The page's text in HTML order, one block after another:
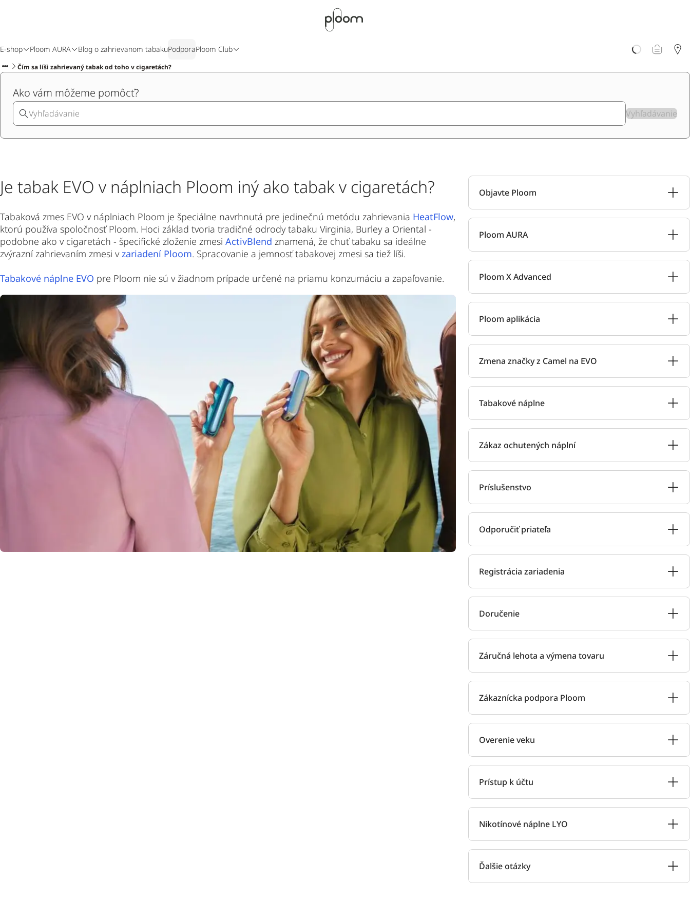
E-shop Ploom AURA Blog o zahrievanom tabakuPodporaPloom Club
Čím sa líši zahrievaný tabak od toho v cigaretách?
Ako vám môžeme pomôcť?
Vyhľadávanie
Je tabak EVO v náplniach Ploom iný ako tabak v cigaretách?
Tabaková zmes EVO v náplniach Ploom je špeciálne navrhnutá pre jedinečnú metódu zahrievania HeatFlow,
ktorú používa spoločnosť Ploom. Hoci základ tvoria tradičné odrody tabaku Virginia, Burley a Oriental -
podobne ako v cigaretách - špecifické zloženie zmesi ActivBlend znamená, že chuť tabaku sa ideálne
zvýrazní zahrievaním zmesi vzariadení Ploom. Spracovanie a jemnosť tabakovej zmesi sa tiež líši.
Tabakové náplne EVO pre Ploom nie sú v žiadnom prípade určené na priamu konzumáciu a zapaľovanie.
Objavte Ploom
Ploom AURA
Ploom X Advanced
Ploom aplikácia
Zmena značky z Camel na EVO
Tabakové náplne
Zákaz ochutených náplní
Príslušenstvo
Odporučiť priateľa
Registrácia zariadenia
Doručenie
Záručná lehota a výmena tovaru
Zákaznícka podpora Ploom
Overenie veku
Prístup k účtu
Nikotínové náplne LYO
Ďalšie otázky